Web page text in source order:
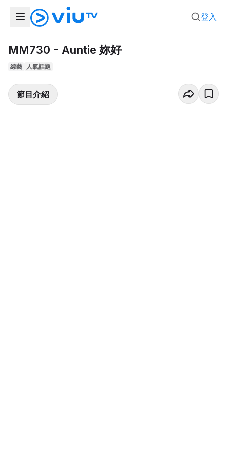
登入
MM730 - Auntie 妳好
綜藝 人氣話題
節目介紹